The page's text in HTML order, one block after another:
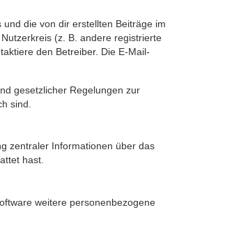
die von dir erstellten Beiträge im
(z. B. andere registrierte
den Betreiber. Die E-Mail-
gesetzlicher Regelungen zur
sind.
zentraler Informationen über das
hast.
weitere personenbezogene